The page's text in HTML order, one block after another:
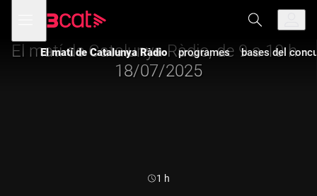
navegació
principal
menú
de
El matí de Catalunya Ràdio programes bases del
El matí de Catalunya Ràdio, de 9 a 10 h -
18/07/2025
Durada:
1 h